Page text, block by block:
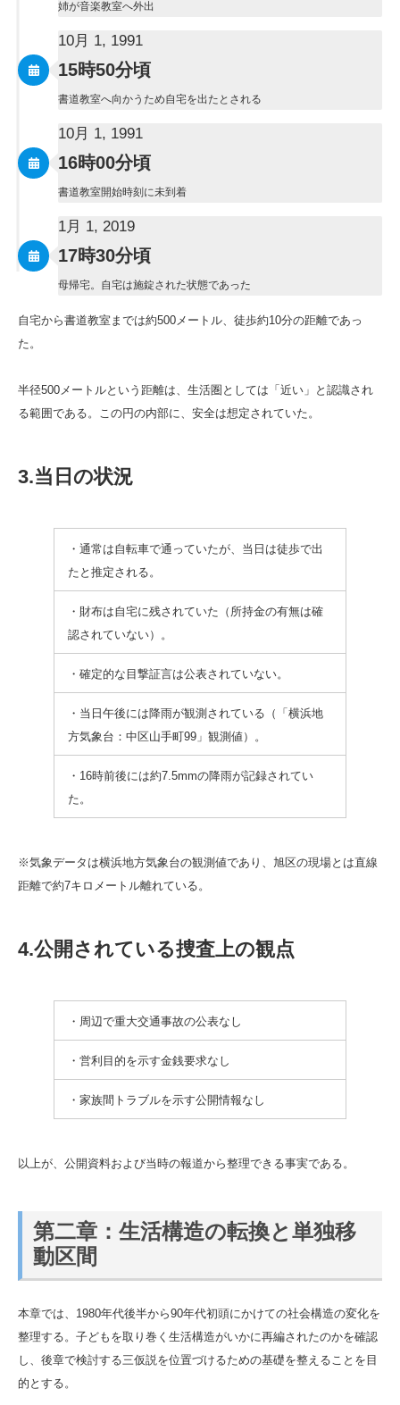
姉が音楽教室へ外出
10月 1, 1991
15時50分頃
書道教室へ向かうため自宅を出たとされる
10月 1, 1991
16時00分頃
書道教室開始時刻に未到着
1月 1, 2019
17時30分頃
母帰宅。自宅は施錠された状態であった
自宅から書道教室までは約500メートル、徒歩約10分の距離であっ
た。
半径500メートルという距離は、生活圏としては「近い」と認識され
る範囲である。この円の内部に、安全は想定されていた。
3.当日の状況
・通常は自転車で通っていたが、当日は徒歩で出
たと推定される。
・財布は自宅に残されていた（所持金の有無は確
認されていない）。
・確定的な目撃証言は公表されていない。
・当日午後には降雨が観測されている（「横浜地
方気象台：中区山手町99」観測値）。
・16時前後には約7.5mmの降雨が記録されてい
た。
※気象データは横浜地方気象台の観測値であり、旭区の現場とは直線
距離で約7キロメートル離れている。
4.公開されている捜査上の観点
・周辺で重大交通事故の公表なし
・営利目的を示す金銭要求なし
・家族間トラブルを示す公開情報なし
以上が、公開資料および当時の報道から整理できる事実である。
第二章：生活構造の転換と単独移
動区間
本章では、1980年代後半から90年代初頭にかけての社会構造の変化を
整理する。子どもを取り巻く生活構造がいかに再編されたのかを確認
し、後章で検討する三仮説を位置づけるための基礎を整えることを目
的とする。